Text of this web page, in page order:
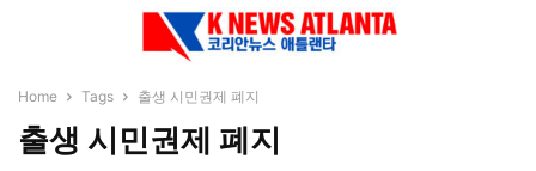
Home Tags 출생 시민권제 폐지
출생 시민권제 폐지